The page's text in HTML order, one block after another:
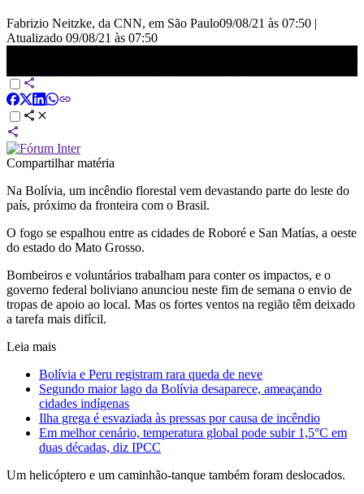
Fabrizio Neitzke, da CNN, em São Paulo09/08/21 às 07:50 |
Atualizado 09/08/21 às 07:50
Compartilhar matéria
Na Bolívia, um incêndio florestal vem devastando parte do leste do
país, próximo da fronteira com o Brasil.
O fogo se espalhou entre as cidades de Roboré e San Matías, a oeste
do estado do Mato Grosso.
Bombeiros e voluntários trabalham para conter os impactos, e o
governo federal boliviano anunciou neste fim de semana o envio de
tropas de apoio ao local. Mas os fortes ventos na região têm deixado
a tarefa mais difícil.
Leia mais
Bolívia e Peru registram rara queda de neve
Segundo maior lago da Bolívia desaparece, ameaçando
cidades indígenas
Ilha grega é esvaziada às pressas por causa de incêndio
Em melhor cenário, temperatura global pode subir 1,5°C em
duas décadas, diz IPCC
Um helicóptero e um caminhão-tanque também foram deslocados.